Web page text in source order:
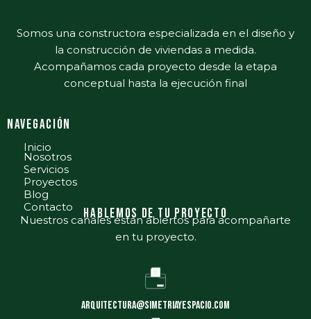
Somos una constructora especializada en el diseño y
la construcción de viviendas a medida.
Acompañamos cada proyecto desde la etapa
conceptual hasta la ejecución final
nAVEGACIÓN
Inicio
Nosotros
Servicios
Proyectos
Blog
Contacto
Hablemos de tu proyecto
Nuestros canales están abiertos para acompañarte
en tu proyecto.
arquitectura@simetriayespacio.com